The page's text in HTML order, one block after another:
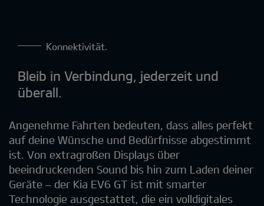
Konnektivität.
Bleib in Verbindung, jederzeit und
überall.
Angenehme Fahrten bedeuten, dass alles perfekt
auf deine Wünsche und Bedürfnisse abgestimmt
ist. Von extragroßen Displays über
beeindruckenden Sound bis hin zum Laden deiner
Geräte – der Kia EV6 GT ist mit smarter
Technologie ausgestattet, die ein volldigitales